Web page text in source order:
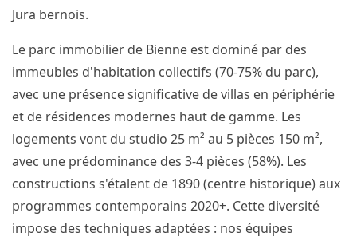
Jura bernois.
Le parc immobilier de Bienne est dominé par des
immeubles d'habitation collectifs (70-75% du parc),
avec une présence significative de villas en périphérie
et de résidences modernes haut de gamme. Les
logements vont du studio 25 m² au 5 pièces 150 m²,
avec une prédominance des 3-4 pièces (58%). Les
constructions s'étalent de 1890 (centre historique) aux
programmes contemporains 2020+. Cette diversité
impose des techniques adaptées : nos équipes